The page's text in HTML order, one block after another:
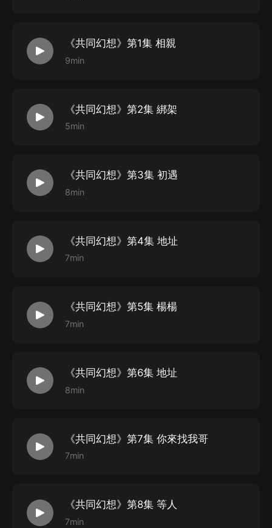
總監制：陳恒達、李瑩
策劃：潘仕潔
監制：陌桑
編劇：小f
后期：愛卿、啊喂、貝貝
、藍月、月塵
畫師：灰皮鱷
簡楊：卡修
趙柏：八千里路
方展/梁桓：昊宇小魚
孫炳鈞/鄭海：小西瓜
《共同幻想》第1集 相親
9min
《共同幻想》第2集 綁架
5min
《共同幻想》第3集 初遇
8min
《共同幻想》第4集 地址
7min
《共同幻想》第5集 楊楊
7min
《共同幻想》第6集 地址
8min
《共同幻想》第7集 你來找我哥
7min
《共同幻想》第8集 等人
7min